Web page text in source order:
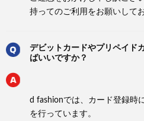
持ってのご利用をお願いして
デビットカードやプリペイド
ばいいですか？
d fashionでは、カード登録時
を行っています。